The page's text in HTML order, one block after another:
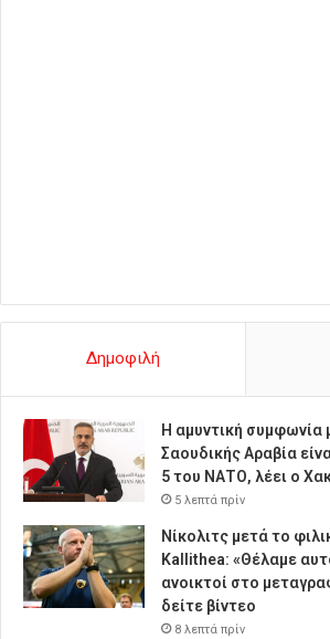
Δημοφιλή
Η αμυντική συμφωνία
Σαουδικής Αραβία
5 του ΝΑΤΟ, λέει ο
5 λεπτά πρίν
Νίκολιτς μετά το
Kallithea: «Θέλαμε
ανοικτοί στο
δείτε βίντεο
8 λεπτά πρίν